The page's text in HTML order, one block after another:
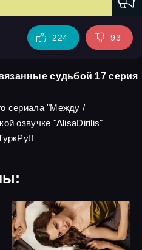
224 93
судьбой 17 серия
сериала "Между /
озвучке "AlisaDirilis"